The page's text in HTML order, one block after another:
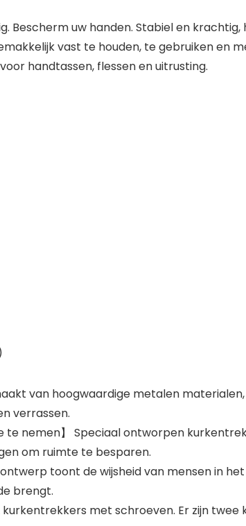
Bescherm uw handen. Stabiel en
vast te houden, te gebruiken en
handtassen, flessen en uitrusting.
van hoogwaardige metalen
verrassen.
te nemen】 Speciaal ontworpen
om ruimte te besparen.
toont de wijsheid van mensen in
brengt.
kurkentrekkers met schroeven. Er zijn